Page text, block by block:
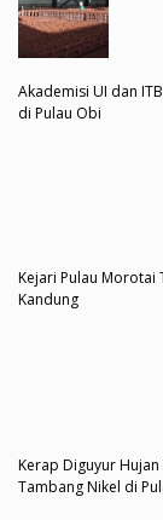
Akademisi UI dan
di Pulau Obi
Kejari Pulau Morotai
Kandung
Kerap Diguyur
Tambang Nikel di